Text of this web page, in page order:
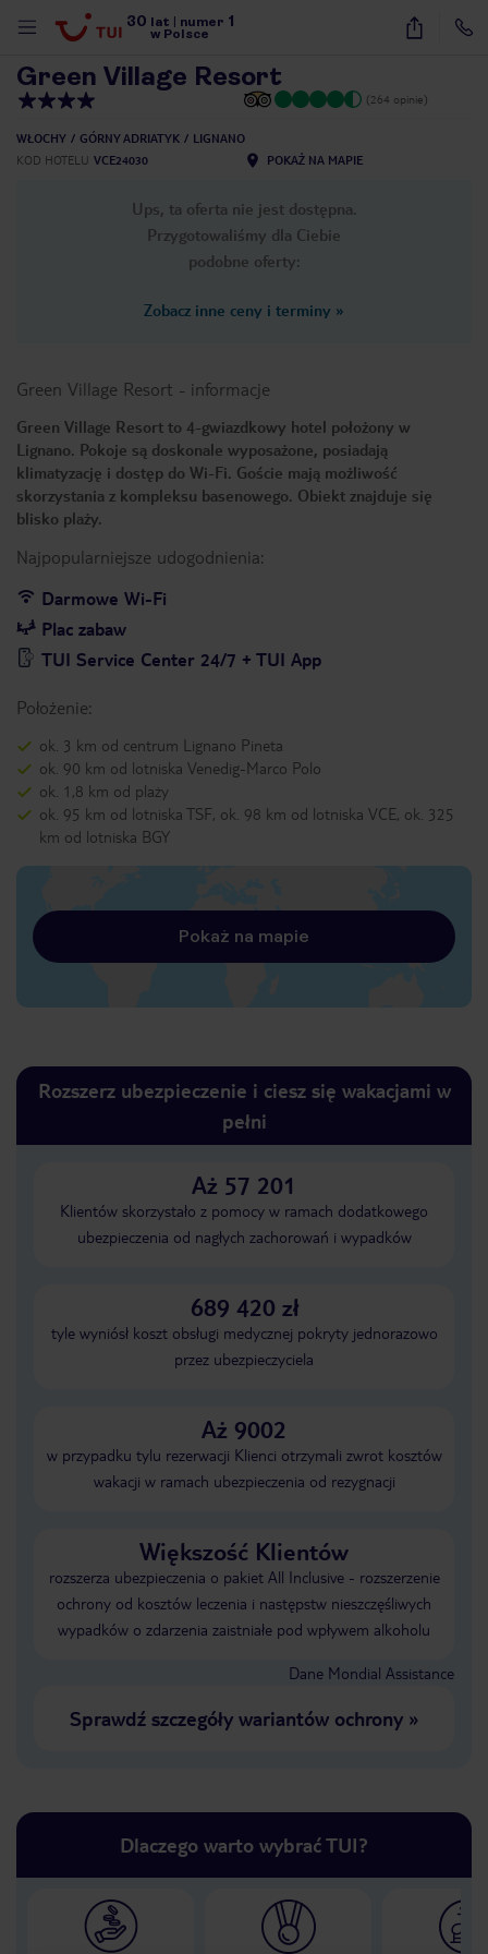
30 lat numer 1
w Polsce
28
Green Village Resort
(264 opinie)
WŁOCHY GÓRNY ADRIATYK
LIGNANO
KOD HOTELU VCE24030 POKAŻ NA MAPIE
Ups, ta oferta nie jest dostępna.
Przygotowaliśmy dla Ciebie
podobne oferty:
Zobacz inne ceny i terminy »
Green Village Resort - informacje
Green Village Resort to 4-gwiazdkowy hotel położony w
Lignano. Pokoje są doskonale wyposażone, posiadają
klimatyzację i dostęp do Wi-Fi. Goście mają możliwość
skorzystania z kompleksu basenowego. Obiekt znajduje się
blisko plaży.
Najpopularniejsze udogodnienia:
Darmowe Wi-Fi
Plac zabaw
TUI Service Center 24/7 + TUI App
Położenie:
ok. 3 km od centrum Lignano Pineta
ok. 90 km od lotniska Venedig-Marco Polo
ok. 1,8 km od plaży
ok. 95 km od lotniska TSF, ok. 98 km od lotniska VCE, ok. 325
km od lotniska BGY
Pokaż na mapie
Rozszerz ubezpieczenie i ciesz się wakacjami w
pełni
Aż 57 201
Klientów skorzystało z pomocy w ramach dodatkowego
ubezpieczenia od nagłych zachorowań i wypadków
689 420 zł
tyle wyniósł koszt obsługi medycznej pokryty jednorazowo
przez ubezpieczyciela
Aż 9002
w przypadku tylu rezerwacji Klienci otrzymali zwrot kosztów
wakacji w ramach ubezpieczenia od rezygnacji
Większość Klientów
rozszerza ubezpieczenia o pakiet All Inclusive - rozszerzenie
ochrony od kosztów leczenia i następstw nieszczęśliwych
wypadków o zdarzenia zaistniałe pod wpływem alkoholu
Dane Mondial Assistance
Sprawdź szczegóły wariantów ochrony»
Dlaczego warto wybrać TUI?